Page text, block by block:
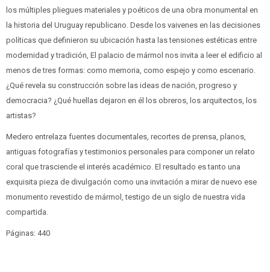
los múltiples pliegues materiales y poéticos de una obra monumental en
la historia del Uruguay republicano. Desde los vaivenes en las decisiones
políticas que definieron su ubicación hasta las tensiones estéticas entre
modernidad y tradición, El palacio de mármol nos invita a leer el edificio al
menos de tres formas: como memoria, como espejo y como escenario.
¿Qué revela su construcción sobre las ideas de nación, progreso y
democracia? ¿Qué huellas dejaron en él los obreros, los arquitectos, los
artistas?
Medero entrelaza fuentes documentales, recortes de prensa, planos,
antiguas fotografías y testimonios personales para componer un relato
coral que trasciende el interés académico. El resultado es tanto una
exquisita pieza de divulgación como una invitación a mirar de nuevo ese
monumento revestido de mármol, testigo de un siglo de nuestra vida
compartida.
Páginas: 440